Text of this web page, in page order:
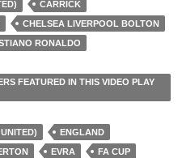
CARRICK
CHELSEA LIVERPOOL BOLTON
RONALDO
FEATURED IN THIS VIDEO PLAY
ENGLAND
EVRA
FA CUP